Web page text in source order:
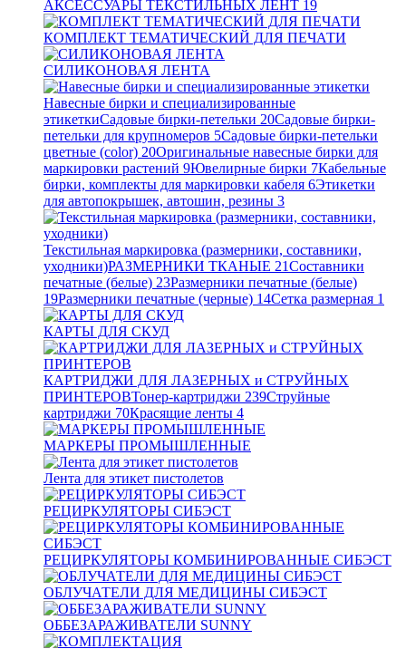
АКСЕССУАРЫ ТЕКСТИЛЬНЫХ ЛЕНТ 19
КОМПЛЕКТ ТЕМАТИЧЕСКИЙ ДЛЯ ПЕЧАТИ
СИЛИКОНОВАЯ ЛЕНТА
Навесные бирки и специализированные
этикеткиСадовые бирки-петельки 20Садовые бирки-
петельки для крупномеров 5Садовые бирки-петельки
цветные (color) 20Оригинальные навесные бирки для
маркировки растений 9Ювелирные бирки 7Кабельные
бирки, комплекты для маркировки кабеля 6Этикетки
для автопокрышек, автошин, резины 3
Текстильная маркировка (размерники, составники,
уходники)РАЗМЕРНИКИ ТКАНЫЕ 21Составники
печатные (белые) 23Размерники печатные (белые)
19Размерники печатные (черные) 14Сетка размерная 1
КАРТЫ ДЛЯ СКУД
КАРТРИДЖИ ДЛЯ ЛАЗЕРНЫХ и СТРУЙНЫХ
ПРИНТЕРОВТонер-картриджи 239Струйные
картриджи 70Красящие ленты 4
МАРКЕРЫ ПРОМЫШЛЕННЫЕ
Лента для этикет пистолетов
РЕЦИРКУЛЯТОРЫ СИБЭСТ
РЕЦИРКУЛЯТОРЫ КОМБИНИРОВАННЫЕ СИБЭСТ
ОБЛУЧАТЕЛИ ДЛЯ МЕДИЦИНЫ СИБЭСТ
ОББЕЗАРАЖИВАТЕЛИ SUNNY